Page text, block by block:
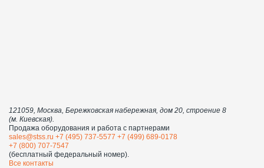
121059, Москва, Бережковская набережная, дом 20, строение 8
(м. Киевская).
Продажа оборудования и работа с партнерами
sales@stss.ru +7 (495) 737-5577 +7 (499) 689-0178
+7 (800) 707-7547
(бесплатный федеральный номер).
Все контакты